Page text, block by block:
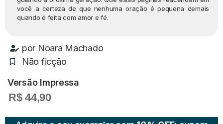
você a certeza de que nenhuma oração é pequena demais
quando é feita com amor e fé.
por Noara Machado
Não ficção
Versão Impressa
R$ 44,90